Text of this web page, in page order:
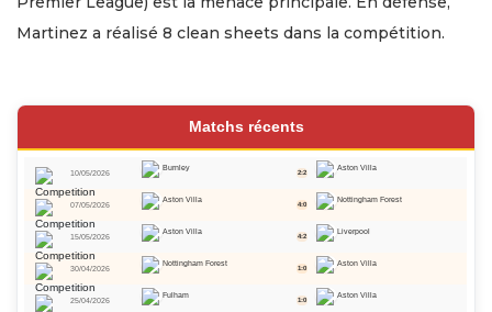
Martinez a réalisé 8 clean sheets dans la compétition.
Matchs récents
10/05/2026
Burnley 2:2 Aston Villa
07/05/2026
Aston Villa 4:0 Nottingham Forest
15/05/2026
Aston Villa 4:2 Liverpool
30/04/2026
Nottingham Forest 1:0 Aston Villa
25/04/2026
Fulham 1:0 Aston Villa